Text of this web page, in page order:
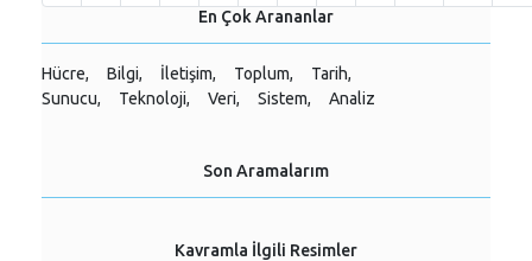
En Çok Arananlar
Hücre, Bilgi, İletişim, Toplum,
Tarih,
Sunucu,
Teknoloji, Veri, Sistem, Analiz
Son Aramalarım
Kavramla İlgili Resimler